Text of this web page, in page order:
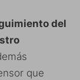
del
que